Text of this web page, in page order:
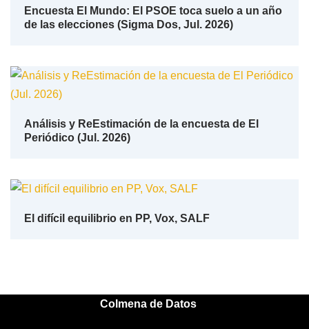
Encuesta El Mundo: El PSOE toca suelo a un año
de las elecciones (Sigma Dos, Jul. 2026)
Análisis y ReEstimación de la encuesta de El
Periódico (Jul. 2026)
El difícil equilibrio en PP, Vox, SALF
Colmena de Datos